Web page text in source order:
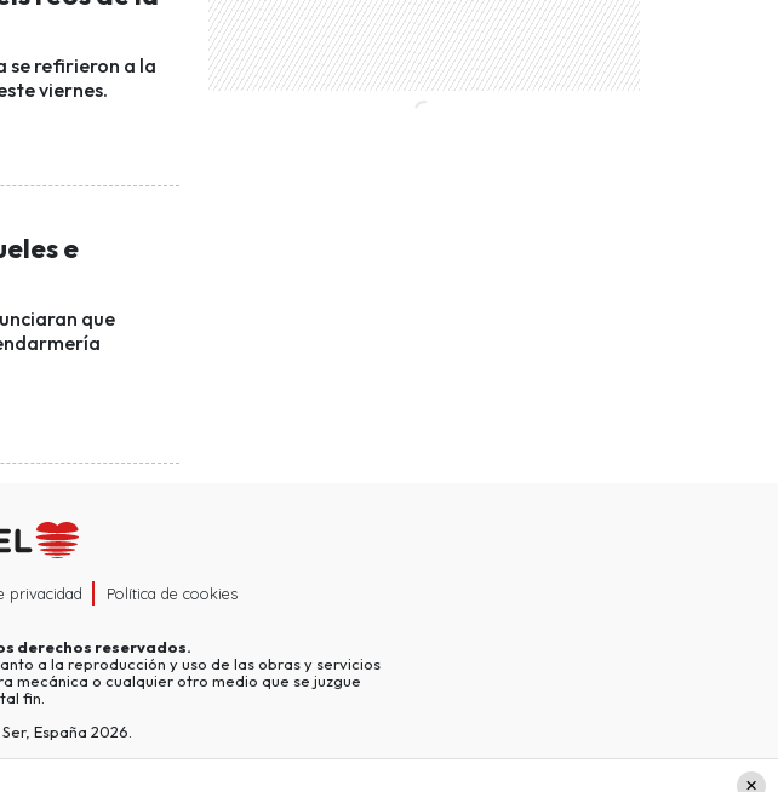
se refirieron a la
viernes.
e
que
privacidad Política de cookies
derechos reservados.
a la reproducción y uso de las obras y servicios
mecánica o cualquier otro medio que se juzgue
fin.
España 2026.